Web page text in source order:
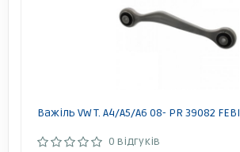
Важіль VW T. A4/A5/A6 08- PR 39082 FEBI
0 відгуків